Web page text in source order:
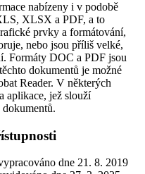
nabízeny i v podobě
XLSX a PDF, a to
prvky a formátování,
nebo jsou příliš velké,
Formáty DOC a PDF jsou
dokumentů je možné
Reader. V některých
aplikace, jež slouží
dne 21. 8. 2019